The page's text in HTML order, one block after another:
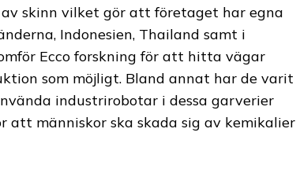
skinn vilket gör att företaget har egna
Indonesien, Thailand samt i
Ecco forskning för att hitta vägar
som möjligt. Bland annat har de varit
industrirobotar i dessa garverier
att människor ska skada sig av kemikalier